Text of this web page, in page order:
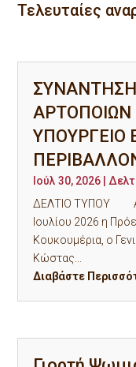
Τελευταίες
ΥΠΟΥΡΓΕΙΟ
Ιούλ 30, 2026
ΔΕΛΤΙΟ ΤΥΠΟΥ
Ιουλίου 2026 η
Κουκουμέρια, ο
Κώστας...
Διαβάστε